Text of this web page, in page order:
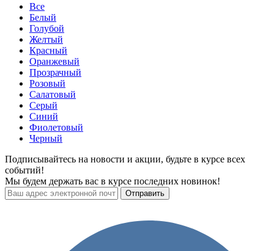
Все
Белый
Голубой
Желтый
Красный
Оранжевый
Прозрачный
Розовый
Салатовый
Серый
Синий
Фиолетовый
Черный
Подписывайтесь на новости и акции, будьте в курсе всех
событий!
Мы будем держать вас в курсе последних новинок!